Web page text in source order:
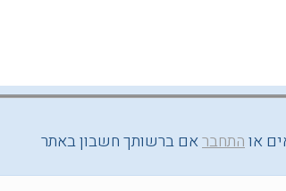
אוהתחבראם ברשותך חשבון באתר